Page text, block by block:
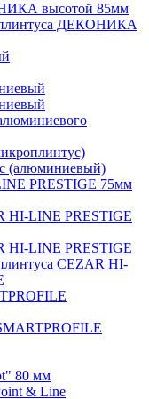
высотой 85мм
ДЕКОНИКА
(алюминиевый)
PRESTIGE 75мм
HI-LINE PRESTIGE
HI-LINE PRESTIGE
CEZAR HI-
80 мм
& Line